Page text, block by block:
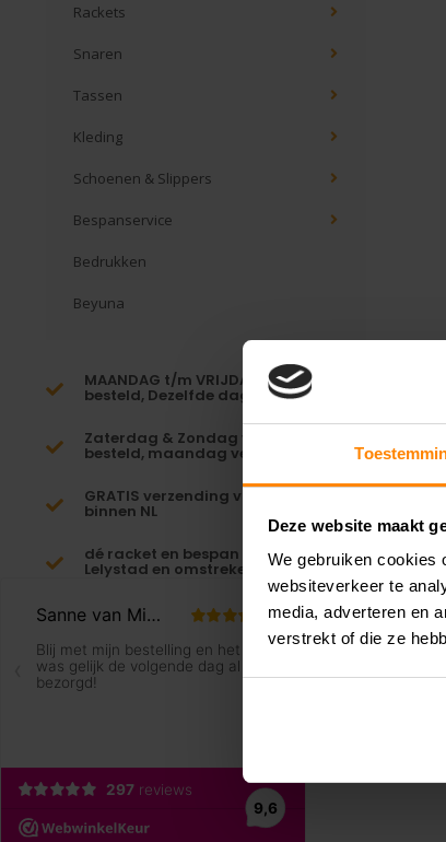
Deze website maakt
We gebruiken cookies
websiteverkeer te
media, adverteren en
verstrekt of die ze
Rackets
Snaren
Tassen
Kleding
Schoenen & Slippers
Bespanservice
Bedrukken
Beyuna
MAANDAG t/m VRIJDAG voor 16:00
besteld, Dezelfde dag verzonden!*
Zaterdag & Zondag voor 23:59
besteld, maandag verzonden!
GRATIS verzending vanaf €65,-
binnen NL
dé racket en bespan specialist van
Lelystad en omstreken